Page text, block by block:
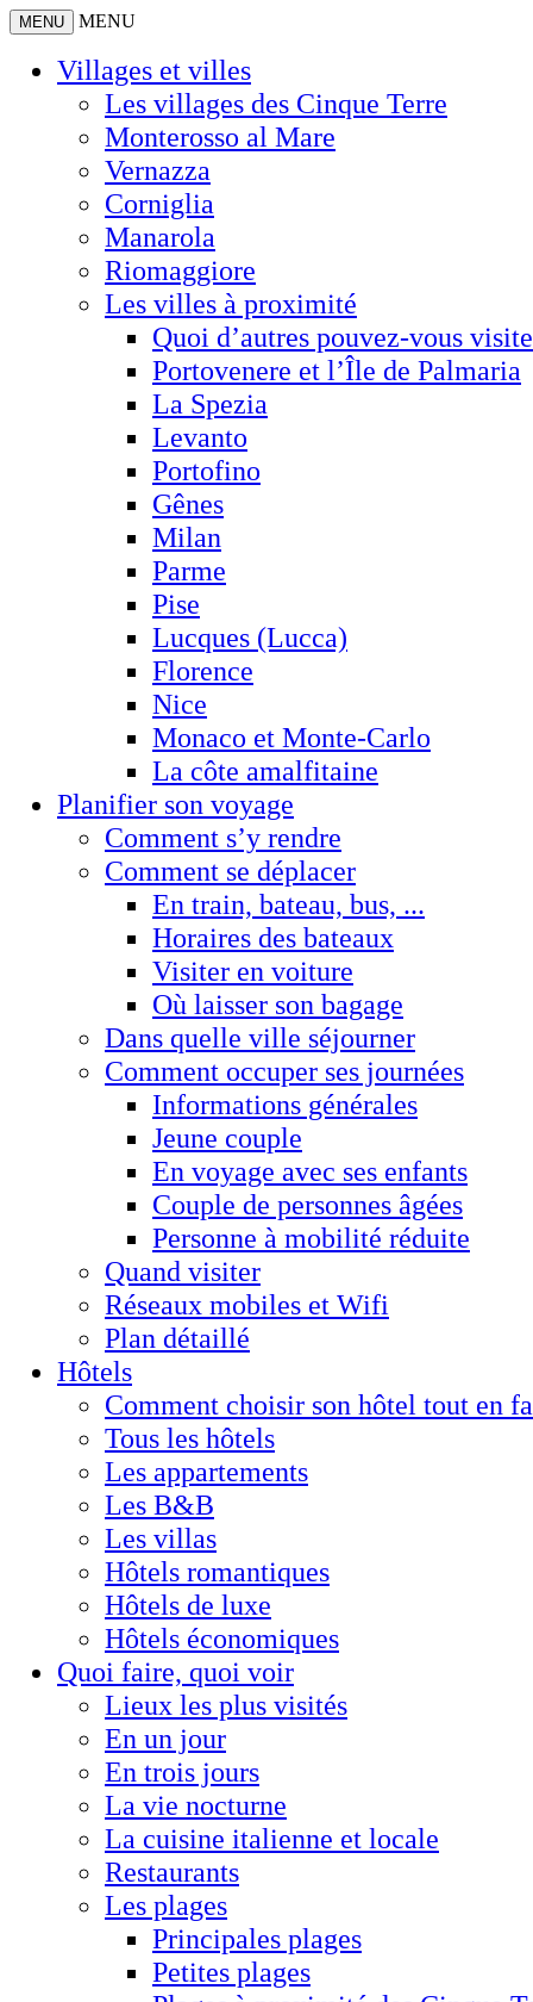
MENU MENU
Villages et villes
Les villages des Cinque Terre
Monterosso al Mare
Vernazza
Corniglia
Manarola
Riomaggiore
Les villes à proximité
Quoi d’autres pouvez-vous
Portovenere et l’Île de Palmaria
La Spezia
Levanto
Portofino
Gênes
Milan
Parme
Pise
Lucques (Lucca)
Florence
Nice
Monaco et Monte-Carlo
La côte amalfitaine
Planifier son voyage
Comment s’y rendre
Comment se déplacer
En train, bateau, bus, ...
Horaires des bateaux
Visiter en voiture
Où laisser son bagage
Dans quelle ville séjourner
Comment occuper ses journées
Informations générales
Jeune couple
En voyage avec ses enfants
Couple de personnes âgées
Personne à mobilité réduite
Quand visiter
Réseaux mobiles et Wifi
Plan détaillé
Hôtels
Comment choisir son hôtel tout en
Tous les hôtels
Les appartements
Les B&B
Les villas
Hôtels romantiques
Hôtels de luxe
Hôtels économiques
Quoi faire, quoi voir
Lieux les plus visités
En un jour
En trois jours
La vie nocturne
La cuisine italienne et locale
Restaurants
Les plages
Principales plages
Petites plages